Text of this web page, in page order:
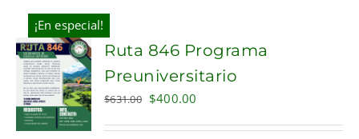
¡En especial!
ADD TO
CART
Ruta 846 Programa
Preuniversitario
$631.00 Original
$400.00